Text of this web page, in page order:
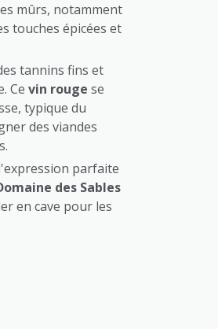
mûrs, notamment
touches épicées et
tannins fins et
Ce vin rouge se
typique du
des viandes
parfaite
des Sables
en cave pour les